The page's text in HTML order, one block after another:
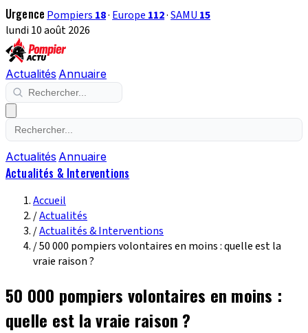
Urgence Pompiers 18· Europe 112·SAMU 15
lundi 10 août 2026
Actualités Annuaire
Actualités Annuaire
Actualités & Interventions
Accueil
/Actualités
/Actualités & Interventions
/50 000 pompiers volontaires en moins : quelle est la
vraie raison ?
50 000 pompiers volontaires en moins :
quelle est la vraie raison ?